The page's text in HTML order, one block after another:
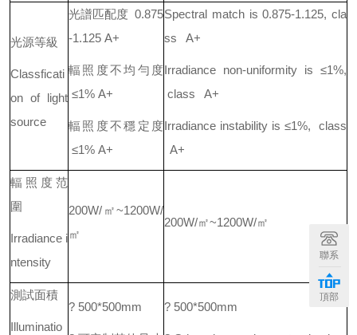
光源等級
Classficati
on of light
source
光譜匹配度 0.875
-1.125 A+
輻照度不均勻度
≤1% A+
輻照度不穩定度
≤1% A+
Spectral match is 0.875-1.125, cla
ss A+
Irradiance non-uniformity is ≤1%,
class A+
Irradiance instability is ≤1%, class
A+
輻照度范
圍
Irradiance i
ntensity
200W/㎡~1200W/
㎡
200W/㎡~1200W/㎡
測試面積
Illuminatio
? 500*500mm ? 500*500mm
聯系
頂部